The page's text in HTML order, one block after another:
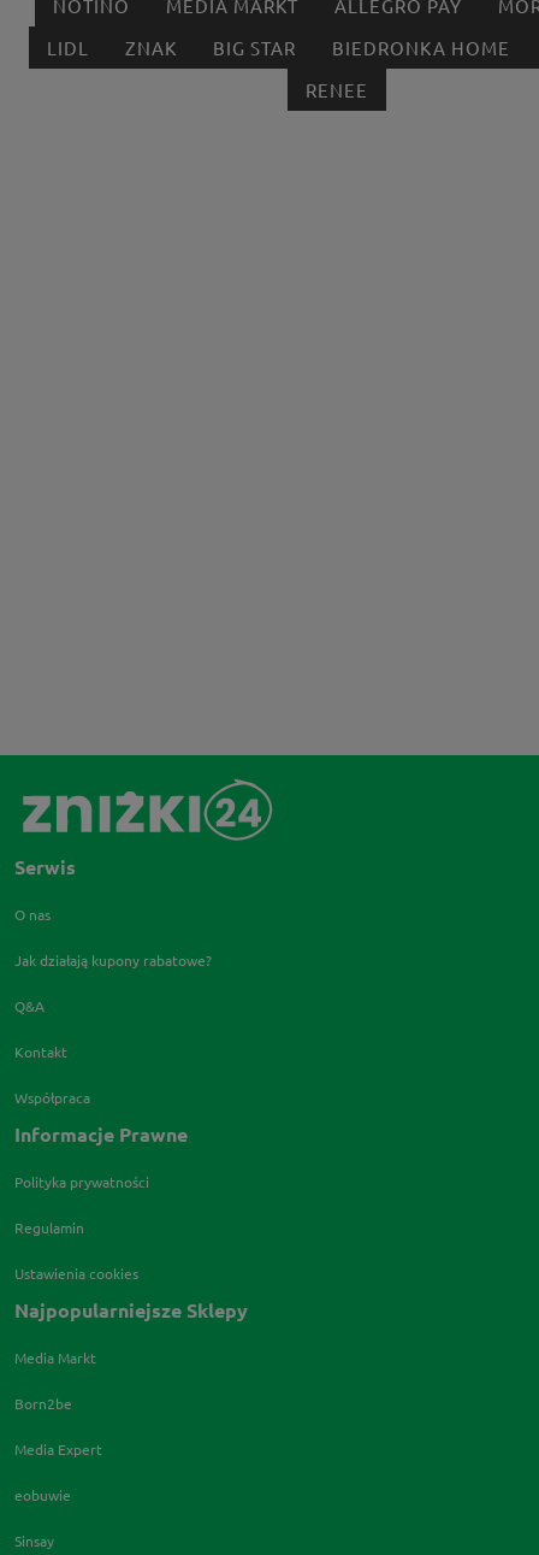
NOTINO
MEDIA MARKT ALLEGRO PAY
LIDL
ZNAK BIG STAR
BIEDRONKA HOME
RENEE
Serwis
O nas
Jak działają kupony rabatowe?
Q&A
Kontakt
Współpraca
Informacje Prawne
Polityka prywatności
Regulamin
Ustawienia cookies
Najpopularniejsze Sklepy
Media Markt
Born2be
Media Expert
eobuwie
Sinsay